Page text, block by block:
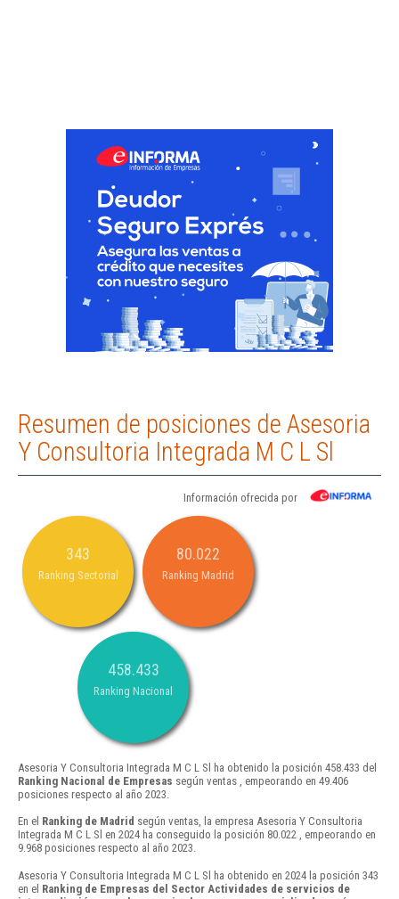
Resumen de posiciones de Asesoria
Y Consultoria Integrada M C L Sl
Información ofrecida por
343
Ranking Sectorial
80.022
Ranking Madrid
458.433
Ranking Nacional
Asesoria Y Consultoria Integrada M C L Sl ha obtenido la posición 458.433 del
Ranking Nacional de Empresas según ventas , empeorando en 49.406
posiciones respecto al año 2023.
En el Ranking de Madrid según ventas, la empresa Asesoria Y Consultoria
Integrada M C L Sl en 2024 ha conseguido la posición 80.022 , empeorando en
9.968 posiciones respecto al año 2023.
Asesoria Y Consultoria Integrada M C L Sl ha obtenido en 2024 la posición 343
en el Ranking de Empresas del Sector Actividades de servicios de